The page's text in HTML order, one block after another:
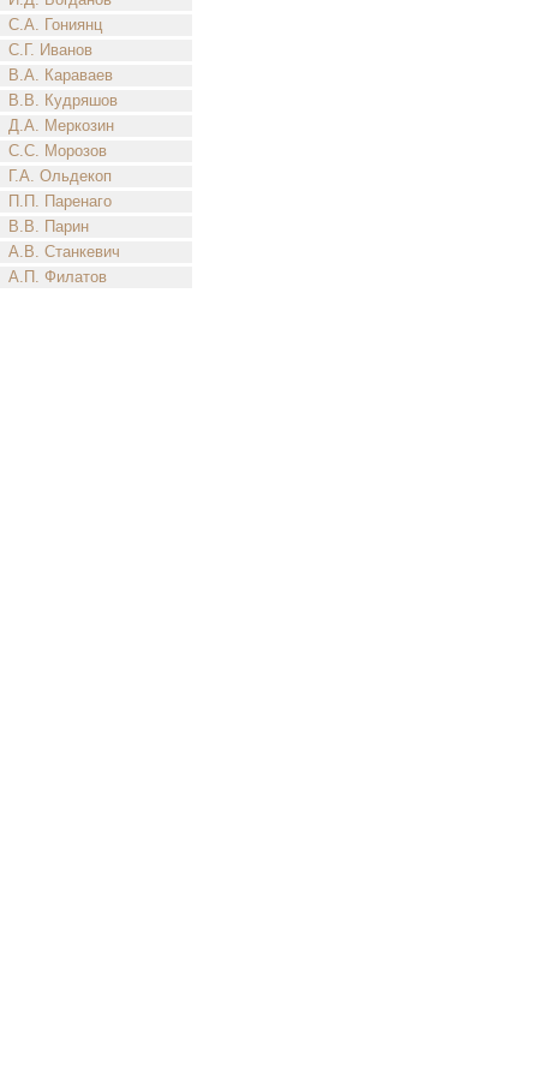
С.А. Гониянц
С.Г. Иванов
В.А. Караваев
В.В. Кудряшов
Д.А. Меркозин
С.С. Морозов
Г.А. Ольдекоп
П.П. Паренаго
В.В. Парин
А.В. Станкевич
А.П. Филатов